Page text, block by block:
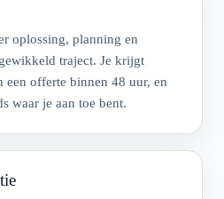
oplossing, planning en
traject. Je krijgt
een offerte binnen 48 uur, en
waar je aan toe bent.